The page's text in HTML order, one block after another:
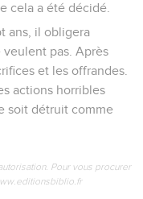
cela a été décidé.
ans, il obligera
veulent pas. Après
et les offrandes.
actions horribles
soit détruit comme
Pour vous procurer